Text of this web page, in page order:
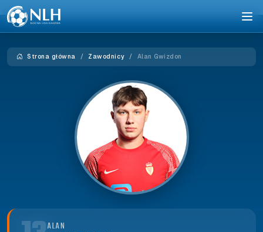
Strona główna Zawodnicy Alan Gwizdon
ALAN